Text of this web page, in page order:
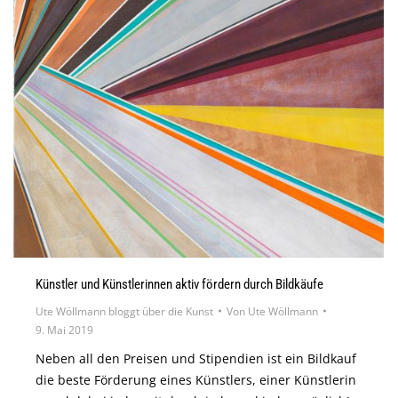
Künstler und Künstlerinnen aktiv fördern durch Bildkäufe
Ute Wöllmann bloggt über die Kunst Von Ute Wöllmann
9. Mai 2019
Neben all den Preisen und Stipendien ist ein Bildkauf
die beste Förderung eines Künstlers, einer Künstlerin